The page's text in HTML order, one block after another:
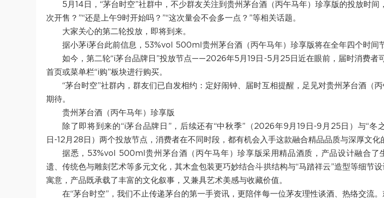
5月14日，“茅台时空”社群中，不少群友关注到贵州茅台酒（丙午马年）珍享版的投放时间
次开售？”“还是上午9时开始吗？”“这次量会不会多一点？”等相关话题。
大家关心的第二轮投放，即将到来。
据小茅i茅台此前信息，53%vol 500ml贵州茅台酒（丙午马年）珍享版将在全年四个时间
如今，第二轮“i茅台品牌日”投放节点——2026年5月19日-5月25日近在眼前，届时消费者
首页或菜单栏“i购”板块进行购买。
“茅台时空”社群内，群友们已自发相约：定好闹钟、届时互相提醒，足见对贵州茅台酒（
期待。
贵州茅台酒（丙午马年）珍享版
除了即将到来的“i茅台品牌日”，后续还有“中秋季”（2026年9月19日-9月25日）与“冬
日-12月28日）两个投放节点，消费者在不同时段，都有机会入手这款融合精品品质与深厚文化
据悉，53%vol 500ml贵州茅台酒（丙午马年）珍享版采用精品酒质，产品设计融合了
遗、传统色与雕刻艺术等多元文化，其木盒包装更巧妙结合斗拱结构与“马踏祥云”造型等细节
寓意，产品既承载了丰富的文化叙事，又兼具艺术美感与收藏价值。
在“茅台时空”，我们不止传递茅台的第一手资讯，更陪伴每一位茅友理性谈酒、热络交流。